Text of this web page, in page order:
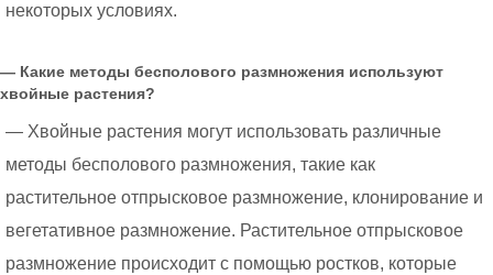
некоторых условиях.
— Какие методы бесполового размножения используют
хвойные растения?
— Хвойные растения могут использовать различные
методы бесполового размножения, такие как
растительное отпрысковое размножение, клонирование и
вегетативное размножение. Растительное отпрысковое
размножение происходит с помощью ростков, которые